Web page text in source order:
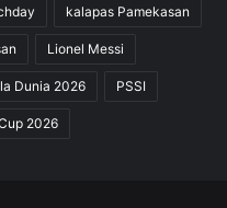
kalapas Pamekasan
Lionel Messi
Dunia 2026 PSSI
2026